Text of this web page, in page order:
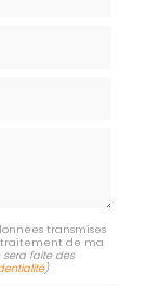
transmises
de ma
sera faite des
)